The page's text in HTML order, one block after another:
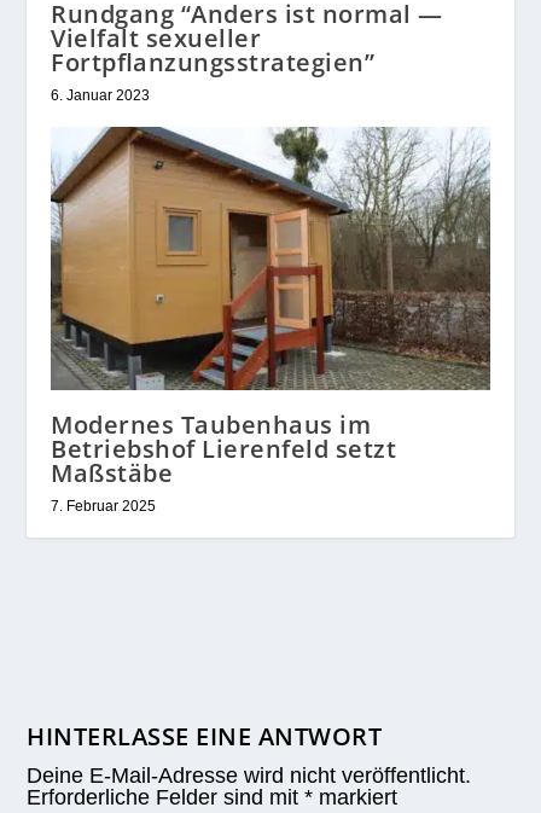
Rundgang “Anders ist normal —
Vielfalt sexueller
Fortpflanzungsstrategien”
6. Januar 2023
Modernes Taubenhaus im
Betriebshof Lierenfeld setzt
Maßstäbe
7. Februar 2025
HINTERLASSE EINE ANTWORT
Deine E-Mail-Adresse wird nicht veröffentlicht.
Erforderliche Felder sind mit* markiert